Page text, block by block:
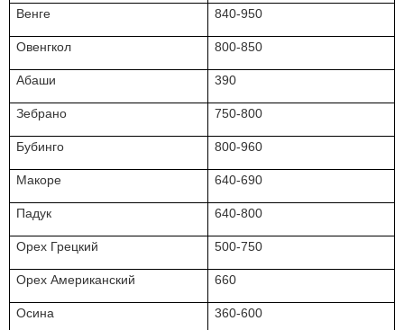
Венге 840-950
Овенгкол 800-850
Абаши 390
Зебрано 750-800
Бубинго 800-960
Макоре 640-690
Падук 640-800
Орех Грецкий 500-750
Орех Американский 660
Осина 360-600